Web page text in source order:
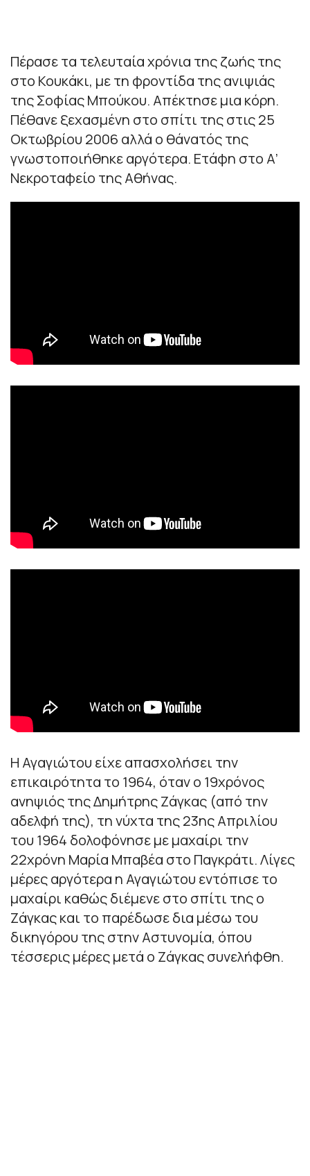
Πέρασε τα τελευταία χρόνια της ζωής της
στο Κουκάκι, με τη φροντίδα της ανιψιάς
της Σοφίας Μπούκου. Απέκτησε μια κόρη.
Πέθανε ξεχασμένη στο σπίτι της στις 25
Οκτωβρίου 2006 αλλά ο θάνατός της
γνωστοποιήθηκε αργότερα. Ετάφη στο Α’
Νεκροταφείο της Αθήνας.
Η Αγαγιώτου είχε απασχολήσει την
επικαιρότητα το 1964, όταν ο 19χρόνος
ανηψιός της Δημήτρης Ζάγκας (από την
αδελφή της), τη νύχτα της 23ης Απριλίου
του 1964 δολοφόνησε με μαχαίρι την
22χρόνη Μαρία Μπαβέα στο Παγκράτι. Λίγες
μέρες αργότερα η Αγαγιώτου εντόπισε το
μαχαίρι καθώς διέμενε στο σπίτι της ο
Ζάγκας και το παρέδωσε δια μέσω του
δικηγόρου της στην Αστυνομία, όπου
τέσσερις μέρες μετά ο Ζάγκας συνελήφθη.